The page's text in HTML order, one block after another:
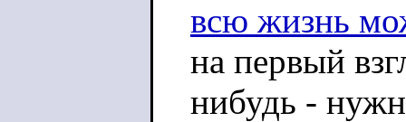
всю жизнь
на первый
нибудь -